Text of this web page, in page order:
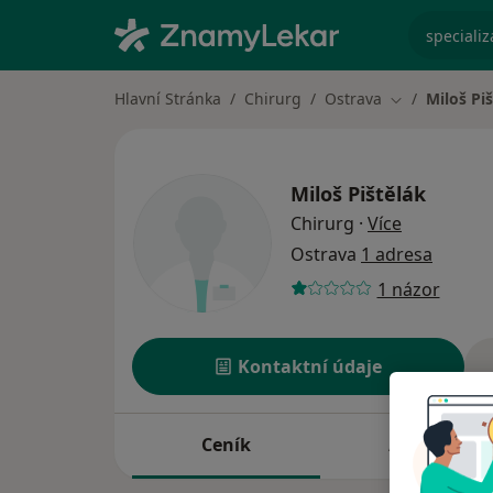
Hlavní Stránka Chirurg Ostrava Změna města
Miloš
Miloš Pištělák
Chirurg · Více
Ostrava 1 adresa
1 názor
Kontaktní údaje
Ceník Adresy